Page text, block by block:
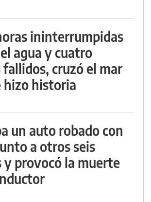
ininterrumpidas
agua y cuatro
cruzó el mar
hizo historia
un auto robado con
a otros seis
y provocó la muerte